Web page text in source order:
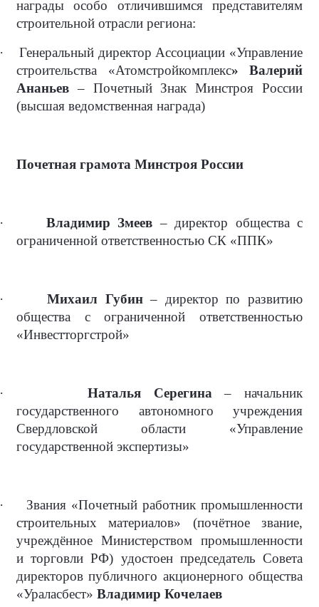
награды особо отличившимся представителям
строительной отрасли региона:
·
Генеральный директор Ассоциации «Управление
строительства «Атомстройкомплекс» Валерий
Ананьев – Почетный Знак Минстроя России
(высшая ведомственная награда)
Почетная грамота Минстроя России
· Владимир Змеев – директор общества с
ограниченной ответственностью СК «ППК»
· Михаил Губин– директор по развитию
общества с ограниченной ответственностью
«Инвестторгстрой»
· Наталья Серегина – начальник
государственного автономного учреждения
Свердловской области «Управление
государственной экспертизы»
·
Звания «Почетный работник промышленности
строительных материалов» (почётное звание,
учреждённое Министерством промышленности
и торговли РФ) удостоен председатель Совета
директоров публичного акционерного общества
«Ураласбест» Владимир Кочелаев